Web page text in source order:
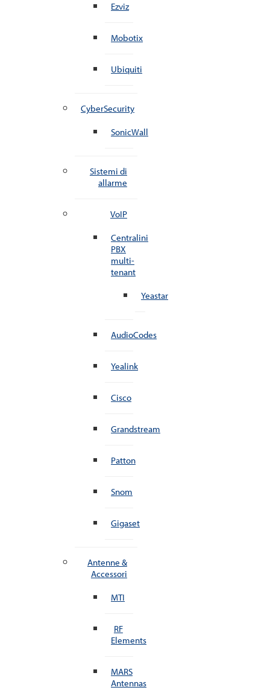
Ezviz
Mobotix
Ubiquiti
CyberSecurity
SonicWall
Sistemi di
allarme
VoIP
Centralini
PBX
multi-
tenant
Yeastar
AudioCodes
Yealink
Cisco
Grandstream
Patton
Snom
Gigaset
Antenne &
Accessori
MTI
RF
Elements
MARS
Antennas